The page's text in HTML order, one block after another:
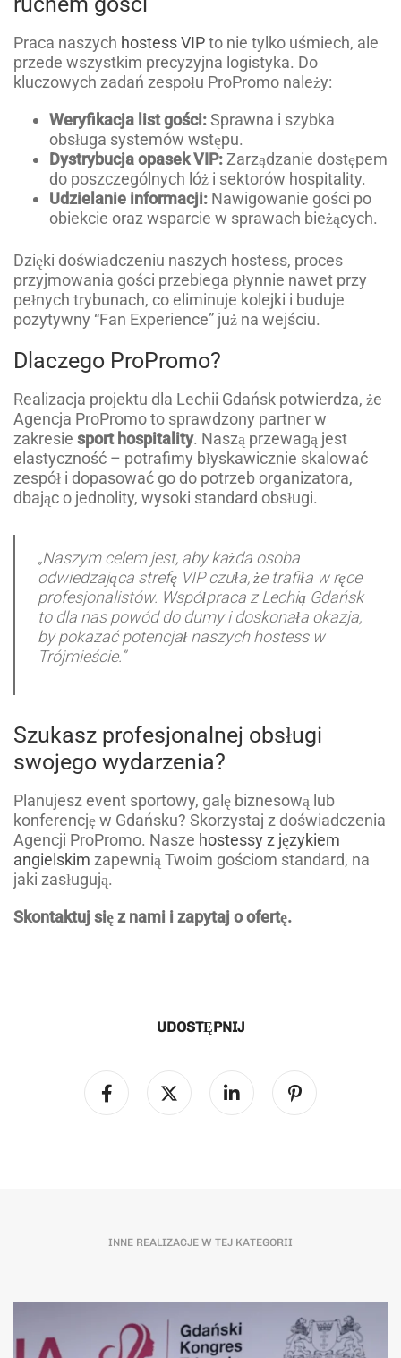
Praca naszych hostess VIPto nie tylko uśmiech, ale
przede wszystkim precyzyjna logistyka. Do
kluczowych zadań zespołu ProPromo należy:
Weryfikacja list gości:Sprawna i szybka
obsługa systemów wstępu.
Dystrybucja opasek VIP: Zarządzanie dostępem
do poszczególnych lóż i sektorów hospitality.
Udzielanie informacji: Nawigowanie gości po
obiekcie oraz wsparcie w sprawach bieżących.
Dzięki doświadczeniu naszych hostess, proces
przyjmowania gości przebiega płynnie nawet przy
pełnych trybunach, co eliminuje kolejki i buduje
pozytywny “Fan Experience” już na wejściu.
Dlaczego ProPromo?
Realizacja projektu dla Lechii Gdańsk potwierdza, że
Agencja ProPromo to sprawdzony partner w
zakresie sport hospitality. Naszą przewagą jest
elastyczność – potrafimy błyskawicznie skalować
zespół i dopasować go do potrzeb organizatora,
dbając o jednolity, wysoki standard obsługi.
„Naszym celem jest, aby każda osoba
odwiedzająca strefę VIP czuła, że trafiła w ręce
profesjonalistów. Współpraca z Lechią Gdańsk
to dla nas powód do dumy i doskonała okazja,
by pokazać potencjał naszych hostess w
Trójmieście.”
Szukasz profesjonalnej obsługi
swojego wydarzenia?
Planujesz event sportowy, galę biznesową lub
konferencję w Gdańsku? Skorzystaj z doświadczenia
Agencji ProPromo. Nasze hostessy z językiem
angielskim zapewnią Twoim gościom standard, na
jaki zasługują.
Skontaktuj się z nami i zapytaj o ofertę.
UDOSTĘPNIJ
INNE REALIZACJE W TEJ KATEGORII